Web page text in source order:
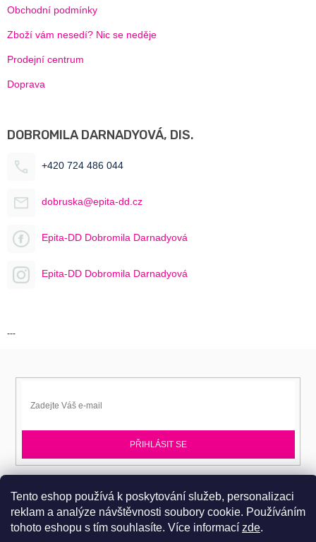
Tento eshop používá k poskytování služeb, personalizaci
reklam a analýze návštěvnosti soubory cookie. Používáním
tohoto eshopu s tím souhlasíte. Více informací zde.
Obchodní podmínky
Zboží vám nesedí? Nic se neděje
Prodejní centrum
Doprava
DOBROMILA DARNADYOVÁ, DIS.
+420 724 486 044
dobruska@epita-dd.cz
Epita-DD Dobromila Darnadyová
Epita-DD Dobromila Darnadyová
---
PŘIHLÁSIT SE